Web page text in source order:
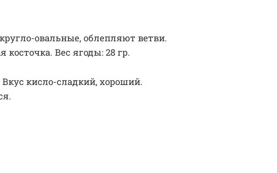
овальные, облепляют ветви.
Вес ягоды: 28 гр.
кисло-сладкий, хороший.